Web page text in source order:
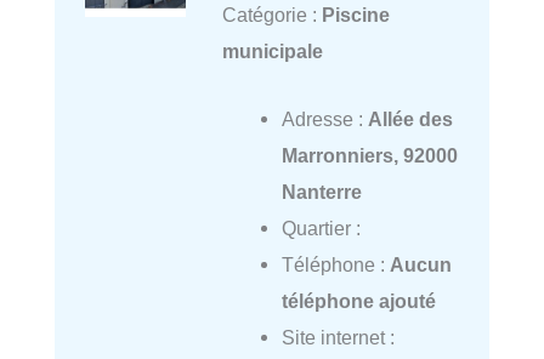
Catégorie : Piscine
municipale
Adresse : Allée des
Marronniers, 92000
Nanterre
Quartier :
Téléphone : Aucun
téléphone ajouté
Site internet :